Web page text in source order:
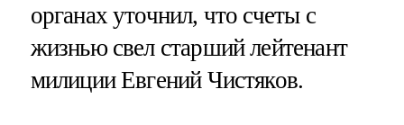
органах уточнил, что счеты с
жизнью свел старший лейтенант
милиции Евгений Чистяков.